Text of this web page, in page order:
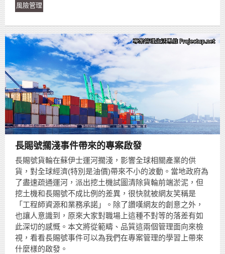
風險管理
長賜號擱淺事件帶來的專案啟發
長賜號貨輪在蘇伊士運河擱淺，影響全球相關產業的供
貨，對全球經濟(特別是油價)帶來不小的波動。當地政府為
了盡速疏通運河，派出挖土機試圖清除貨輪前端淤泥，但
挖土機和長賜號不成比例的差異，很快就被網友笑稱是
「工程師資源和業務承諾」。除了讚嘆網友的創意之外，
也讓人意識到，原來大家對職場上這種不對等的落差有如
此深切的感慨。本文將從範疇、品質這兩個管理面向來檢
視，看看長賜號事件可以為我們在專案管理的學習上帶來
什麼樣的啟發。